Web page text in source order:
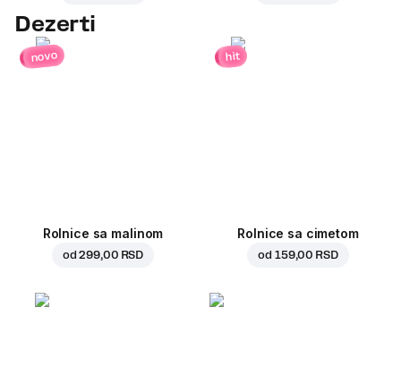
Dezerti
novo
Rolnice sa malinom
od299,00 RSD
hit
Rolnice sa cimetom
od 159,00 RSD